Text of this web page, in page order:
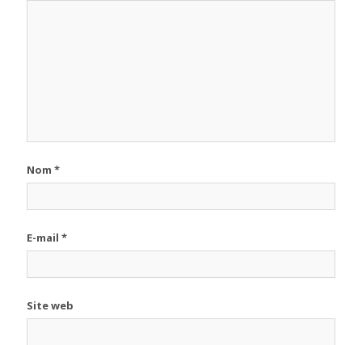
Nom*
E-mail*
Site web